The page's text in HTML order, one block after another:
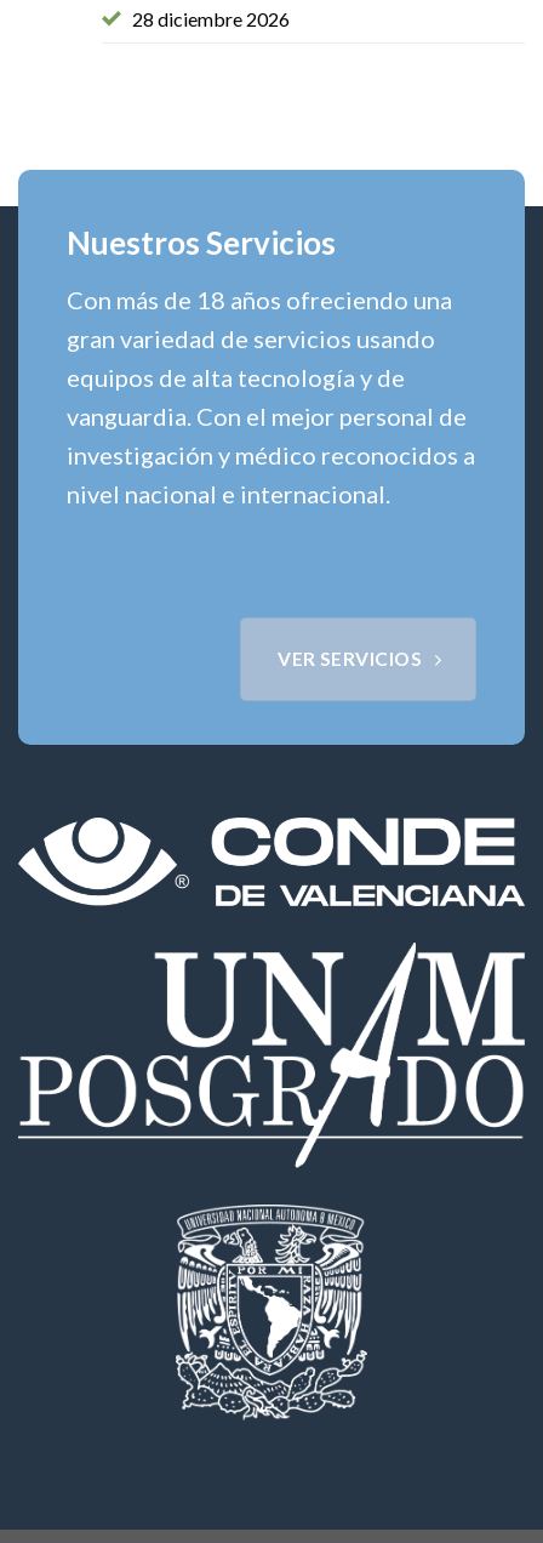
28 diciembre 2026
Nuestros Servicios
Con más de 18 años ofreciendo una
gran variedad de servicios usando
equipos de alta tecnología y de
vanguardia. Con el mejor personal de
investigación y médico reconocidos a
nivel nacional e internacional.
VER SERVICIOS